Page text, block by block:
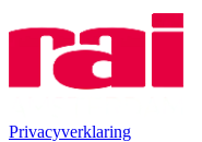
Privacyverklaring